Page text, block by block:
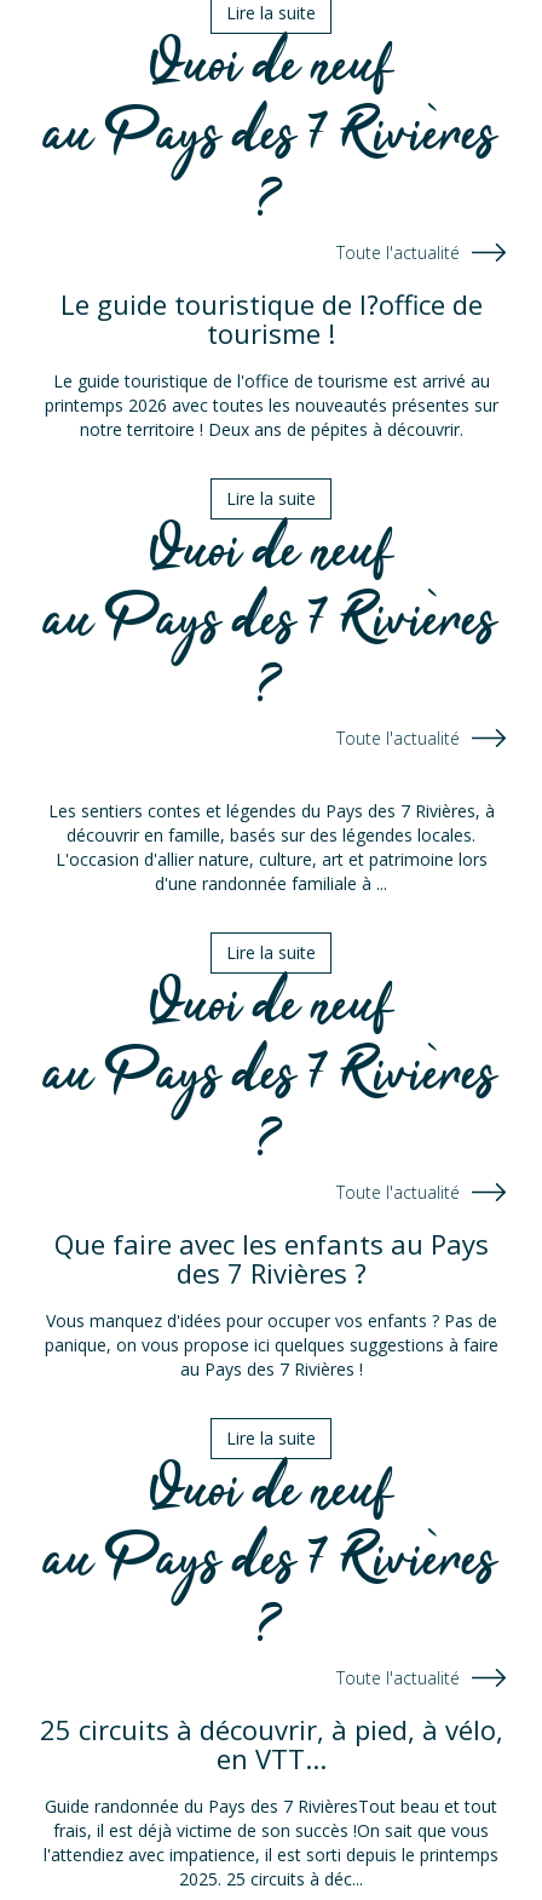
Lire la suite
Quoi de neuf
au Pays des 7 Rivières
?
Toute l'actualité
Le guide touristique de l?office de
tourisme !
Le guide touristique de l'office de tourisme est arrivé au
printemps 2026 avec toutes les nouveautés présentes sur
notre territoire ! Deux ans de pépites à découvrir.
Lire la suite
Quoi de neuf
au Pays des 7 Rivières
?
Toute l'actualité
Les sentiers contes et légendes du Pays des 7 Rivières, à
découvrir en famille, basés sur des légendes locales.
L'occasion d'allier nature, culture, art et patrimoine lors
d'une randonnée familiale à ...
Lire la suite
Quoi de neuf
au Pays des 7 Rivières
?
Toute l'actualité
Que faire avec les enfants au Pays
des 7 Rivières ?
Vous manquez d'idées pour occuper vos enfants ? Pas de
panique, on vous propose ici quelques suggestions à faire
au Pays des 7 Rivières !
Lire la suite
Quoi de neuf
au Pays des 7 Rivières
?
Toute l'actualité
25 circuits à découvrir, à pied, à vélo,
en VTT...
Guide randonnée du Pays des 7 RivièresTout beau et tout
frais, il est déjà victime de son succès !On sait que vous
l'attendiez avec impatience, il est sorti depuis le printemps
2025. 25 circuits à déc...